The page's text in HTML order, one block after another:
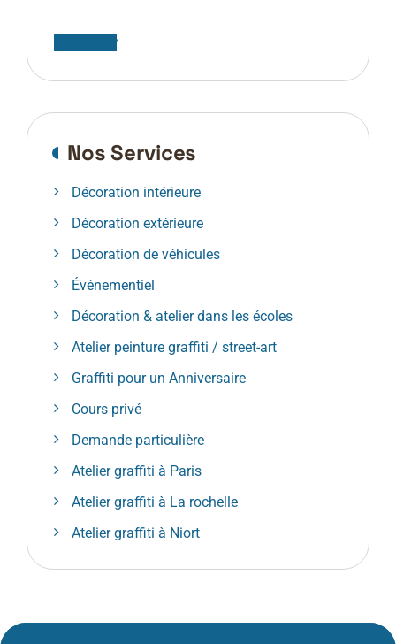
Nos Services
Décoration intérieure
Décoration extérieure
Décoration de véhicules
Événementiel
Décoration & atelier dans les écoles
Atelier peinture graffiti / street-art
Graffiti pour un Anniversaire
Cours privé
Demande particulière
Atelier graffiti à Paris
Atelier graffiti à La rochelle
Atelier graffiti à Niort